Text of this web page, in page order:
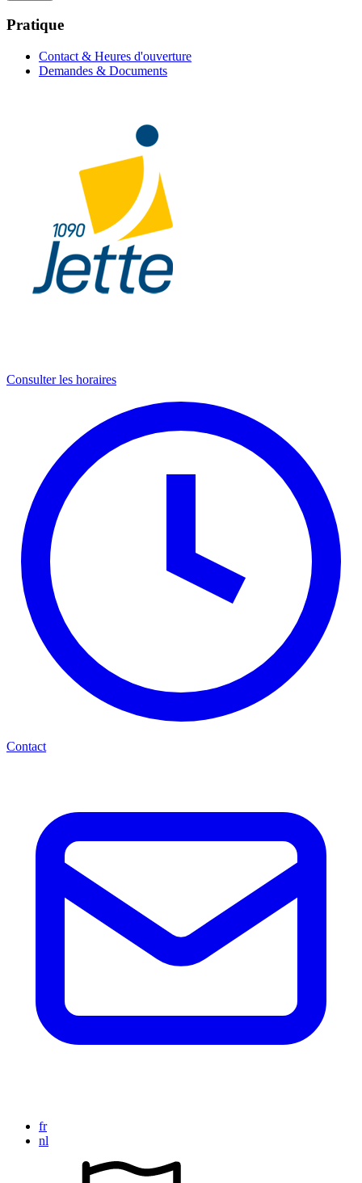
Pratique
Contact & Heures d'ouverture
Demandes & Documents
Consulter les horaires
Contact
fr
nl